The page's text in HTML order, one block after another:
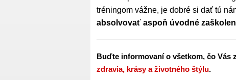
tréningom vážne, je dobré si dať tú
absolvovať aspoň úvodné
Buďte informovaní o všetkom, čo Vás
zdravia, krásy a životného štýlu.